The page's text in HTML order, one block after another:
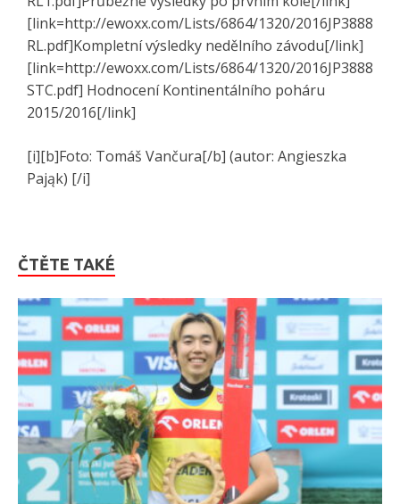
[link=http://ewoxx.com/Lists/6864/1320/2016JP3888
RL.pdf]Kompletní výsledky nedělního závodu[/link]
[link=http://ewoxx.com/Lists/6864/1320/2016JP3888
STC.pdf] Hodnocení Kontinentálního poháru
2015/2016[/link]
[i][b]Foto: Tomáš Vančura[/b] (autor: Angieszka
Pająk) [/i]
ČTĚTE TAKÉ